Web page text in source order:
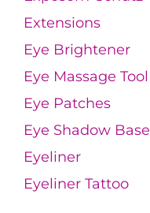
Extensions
Eye Brightener
Eye Massage Tool
Eye Patches
Eye Shadow Base
Eyeliner
Eyeliner Tattoo